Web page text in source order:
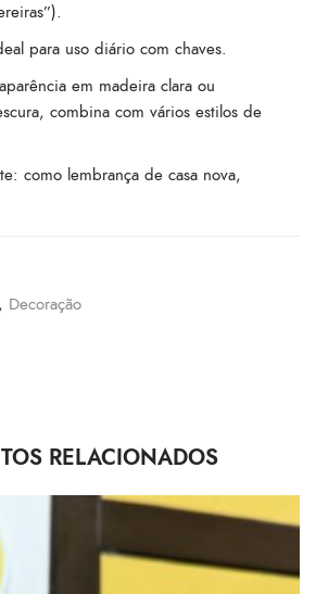
para uso diário com chaves.
em madeira clara ou
combina com vários estilos de
como lembrança de casa nova,
, Decoração
RELACIONADOS